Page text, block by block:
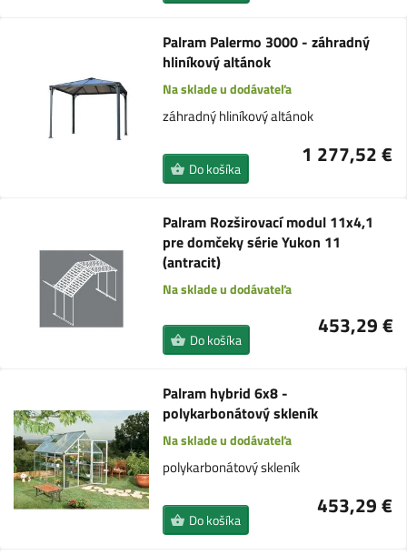
Palram Palermo 3000 - záhradný
hliníkový altánok
Na sklade u dodávateľa
záhradný hliníkový altánok
1 277,52 €
Do košíka
Palram Rozširovací modul 11x4,1
pre domčeky série Yukon 11
(antracit)
Na sklade u dodávateľa
453,29 €
Do košíka
Palram hybrid 6x8 -
polykarbonátový skleník
Na sklade u dodávateľa
polykarbonátový skleník
453,29 €
Do košíka